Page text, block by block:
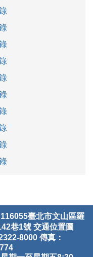
臺北市文山區羅
巷1號 交通位置圖
8000 傳真：